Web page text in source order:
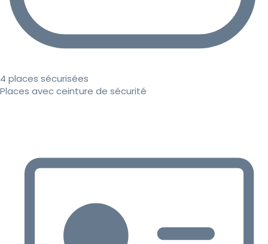
4 places sécurisées
Places avec ceinture de sécurité